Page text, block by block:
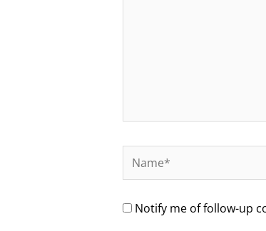
Name*
Notify me of follow-up